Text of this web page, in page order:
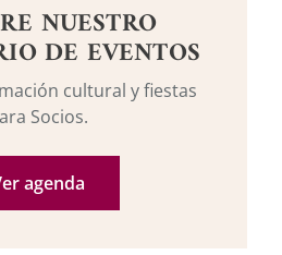
NUESTRO
DE EVENTOS
cultural y fiestas
Socios.
agenda